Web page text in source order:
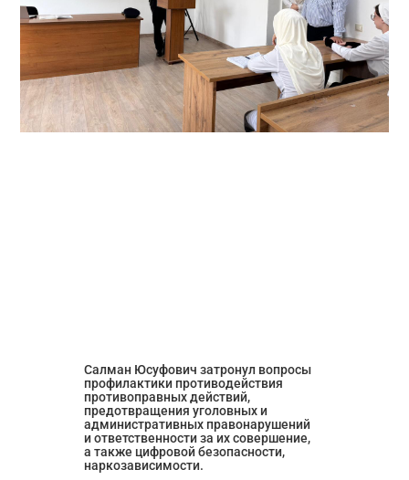
Салман Юсуфович затронул вопросы
профилактики противодействия
противоправных действий,
предотвращения уголовных и
административных правонарушений
и ответственности за их совершение,
а также цифровой безопасности,
наркозависимости.